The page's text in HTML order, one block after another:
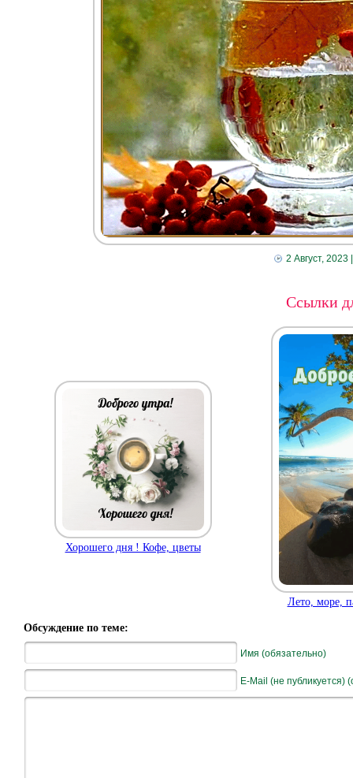
2 Август, 2023
Ссылки
Хорошего дня ! Кофе, цветы
Лето, море,
Обсуждение по теме:
Имя (обязательно)
E-Mail (не публикуется)